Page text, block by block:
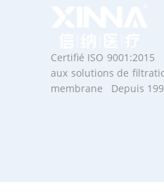
Certifié ISO 9001:2015
aux solutions de
membrane Depuis